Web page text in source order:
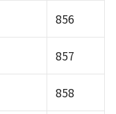
856
857
858